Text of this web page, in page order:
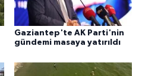
Gaziantep'te AK Parti'nin
gündemi masaya yatırıldı